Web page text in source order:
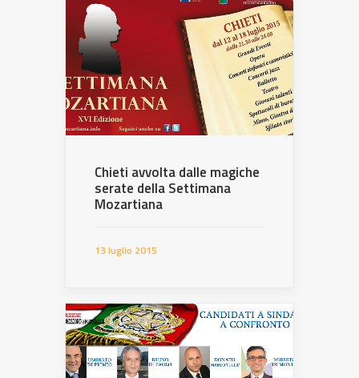
Chieti avvolta dalle magiche
serate della Settimana
Mozartiana
13 luglio 2015